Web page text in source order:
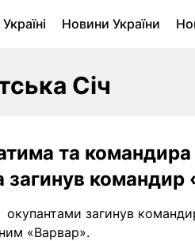
Новини України
Січ
та командира
загинув командир
загинув
«Варвар».